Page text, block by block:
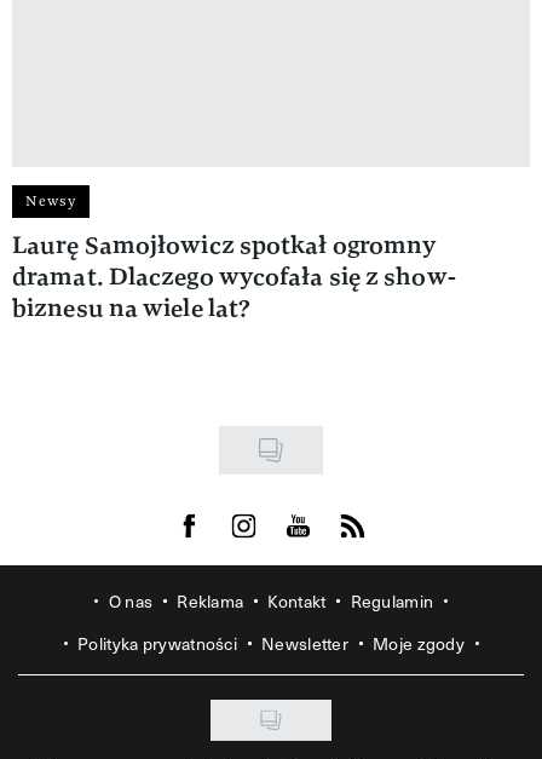
Newsy
Laurę Samojłowicz spotkał ogromny
dramat. Dlaczego wycofała się z show-
biznesu na wiele lat?
Visit us on Facebook
Visit us on Instagram
Visit us on Youtube
Visit us on Rss
O nas Reklama Kontakt
Regulamin
Polityka prywatności
Newsletter Moje zgody